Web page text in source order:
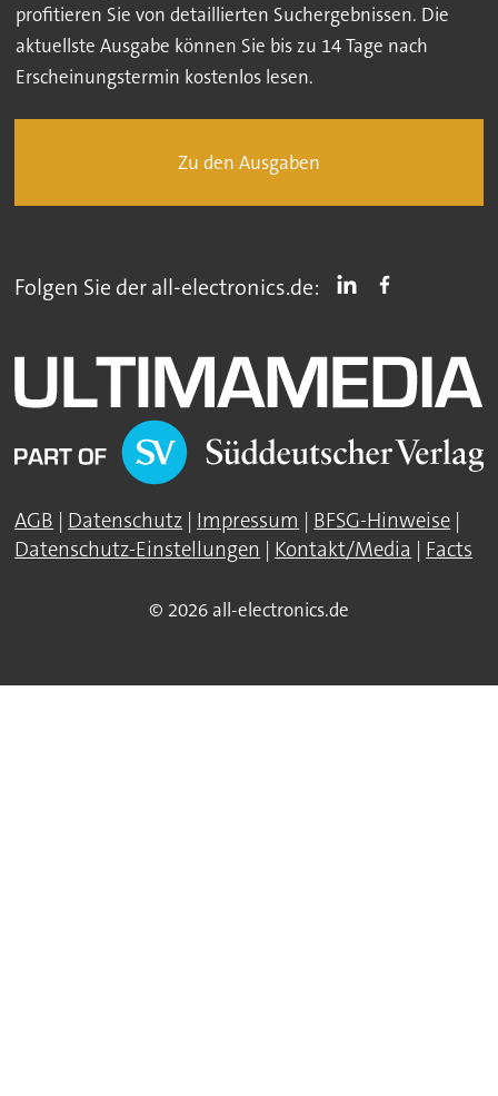
profitieren Sie von detaillierten Suchergebnissen. Die
aktuellste Ausgabe können Sie bis zu 14 Tage nach
Erscheinungstermin kostenlos lesen.
Zu den Ausgaben
Folgen Sie der all-electronics.de:
AGB | Datenschutz | Impressum | BFSG-Hinweise |
Datenschutz-Einstellungen | Kontakt/Media | Facts
© 2026 all-electronics.de